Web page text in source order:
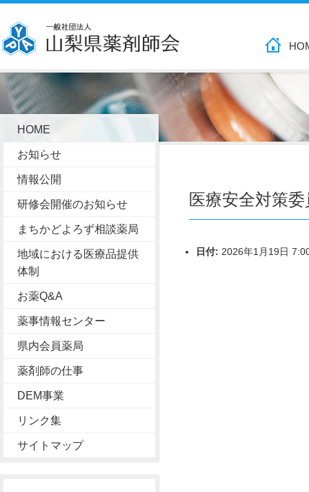
HOME
お知らせ
情報公開
研修会開催のお知らせ
まちかどよろず相談薬局
地域における医療品提供
体制
お薬Q&A
薬事情報センター
県内会員薬局
薬剤師の仕事
DEM事業
リンク集
サイトマップ
医療安全対策
日付: 2026年1月19日